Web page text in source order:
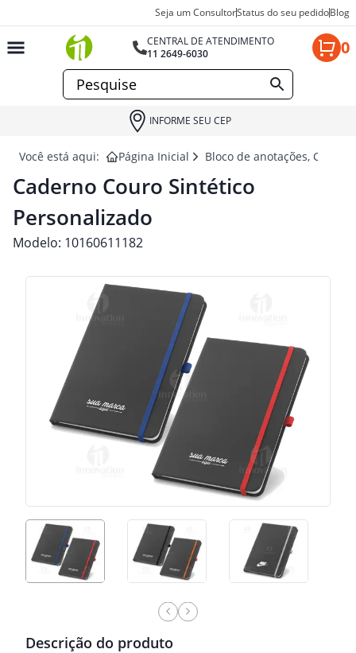
Seja um ConsultorStatus do seu pedidoBlog
CENTRAL DE ATENDIMENTO
11 2649-6030
0
INFORME SEU CEP
Você está aqui: Página Inicial Bloco de anotações,
Caderno Couro Sintético
Personalizado
Modelo: 10160611182
Descrição do produto